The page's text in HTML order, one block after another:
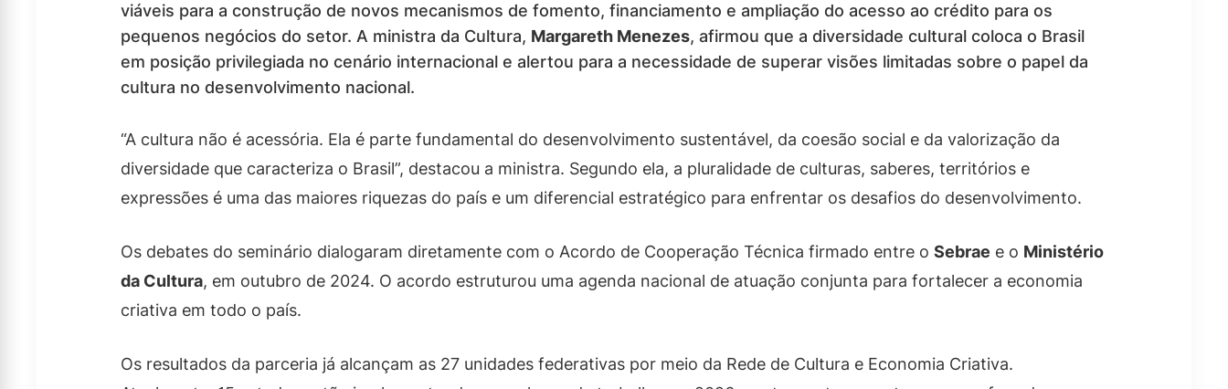
viáveis para a construção de novos mecanismos de fomento, financiamento e ampliação do acesso ao crédito para os
pequenos negócios do setor. A ministra da Cultura, Margareth Menezes, afirmou que a diversidade cultural coloca o Brasil
em posição privilegiada no cenário internacional e alertou para a necessidade de superar visões limitadas sobre o papel da
cultura no desenvolvimento nacional.
“A cultura não é acessória. Ela é parte fundamental do desenvolvimento sustentável, da coesão social e da valorização da
diversidade que caracteriza o Brasil”, destacou a ministra. Segundo ela, a pluralidade de culturas, saberes, territórios e
expressões é uma das maiores riquezas do país e um diferencial estratégico para enfrentar os desafios do desenvolvimento.
Os debates do seminário dialogaram diretamente com o Acordo de Cooperação Técnica firmado entre o Sebrae e o Ministério
da Cultura, em outubro de 2024. O acordo estruturou uma agenda nacional de atuação conjunta para fortalecer a economia
criativa em todo o país.
Os resultados da parceria já alcançam as 27 unidades federativas por meio da Rede de Cultura e Economia Criativa.